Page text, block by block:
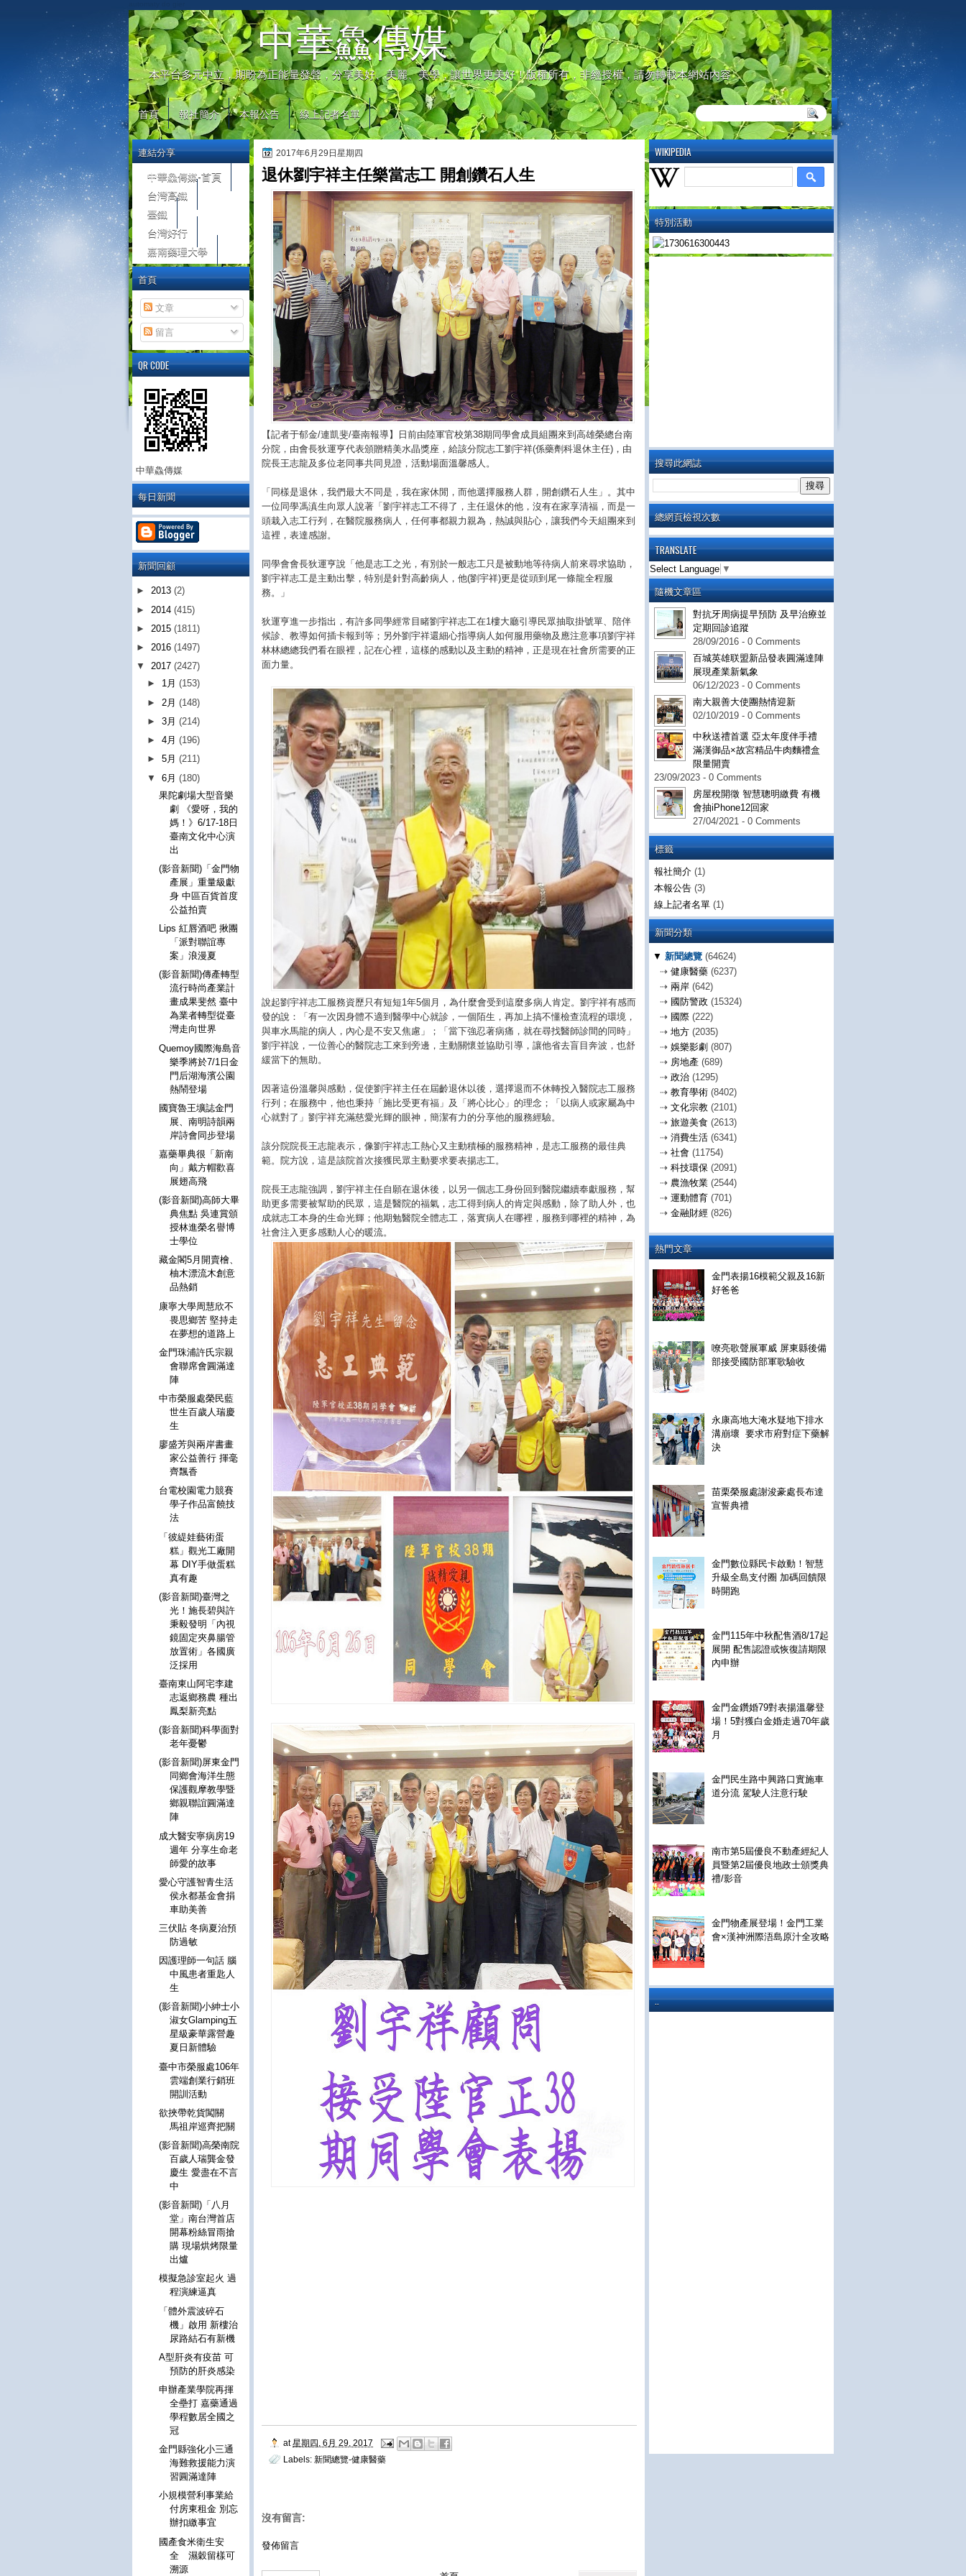
中華鱻傳媒
本平台多元中立，期盼為正能量發聲，分享美好、美麗、美學，讓世界更美好！版權所有，非經授權，請勿轉載本網站內容
首頁 報社簡介 本報公告 線上記者名單
WIKIPEDIA
特別活動
搜尋此網誌
總網頁檢視次數
TRANSLATE
Select Language ▼
隨機文章區
對抗牙周病提早預防 及早治療並
定期回診追蹤
28/09/2016 - 0 Comments
百城英雄联盟新品發表圓滿達陣
展現產業新氣象
06/12/2023 - 0 Comments
南大親善大使團熱情迎新
02/10/2019 - 0 Comments
中秋送禮首選 亞太年度伴手禮
滿漢御品×故宮精品牛肉麵禮盒
限量開賣
23/09/2023 - 0 Comments
房屋稅開徵 智慧聰明繳費 有機
會抽iPhone12回家
27/04/2021 - 0 Comments
標籤
報社簡介 (1)
本報公告 (3)
線上記者名單 (1)
新聞分類
▼ 新聞總覽 (64624)
⇢ 健康醫藥 (6237)
⇢ 兩岸 (642)
⇢ 國防警政 (15324)
⇢ 國際 (222)
⇢ 地方 (2035)
⇢ 娛樂影劇 (807)
⇢ 房地產 (689)
⇢ 政治 (1295)
⇢ 教育學術 (8402)
⇢ 文化宗教 (2101)
⇢ 旅遊美食 (2613)
⇢ 消費生活 (6341)
⇢ 社會 (11754)
⇢ 科技環保 (2091)
⇢ 農漁牧業 (2544)
⇢ 運動體育 (701)
⇢ 金融財經 (826)
熱門文章
金門表揚16模範父親及16新
好爸爸
嘹亮歌聲展軍威 屏東縣後備
部接受國防部軍歌驗收
永康高地大淹水疑地下排水
溝崩壞 要求市府對症下藥解
決
苗栗榮服處謝浚豪處長布達
宣誓典禮
金門數位縣民卡啟動！智慧
升級全島支付圈 加碼回饋限
時開跑
金門115年中秋配售酒8/17起
展開 配售認證或恢復請期限
內申辦
金門金鑽婚79對表揚溫馨登
場！5對獲白金婚走過70年歲
月
金門民生路中興路口實施車
道分流 駕駛人注意行駛
南市第5屆優良不動產經紀人
員暨第2屆優良地政士頒獎典
禮/影音
金門物產展登場！金門工業
會×漢神洲際浯島原汁全攻略
..
2017年6月29日星期四
退休劉宇祥主任樂當志工 開創鑽石人生
【記者于郁金/連凱斐/臺南報導】日前由陸軍官校第38期同學會成員組團來到高雄榮總台南
分院，由會長狄運亨代表頒贈精美水晶獎座，給該分院志工劉宇祥(係藥劑科退休主任)，由
院長王志龍及多位老同事共同見證，活動場面溫馨感人。
「同樣是退休，我們最大不同是，我在家休閒，而他選擇服務人群，開創鑽石人生」。其中
一位同學馮滇生向眾人說著「劉宇祥志工不得了，主任退休的他，沒有在家享清福，而是一
頭栽入志工行列，在醫院服務病人，任何事都親力親為，熱誠與貼心，讓我們今天組團來到
這裡，表達感謝。
同學會會長狄運亨說「他是志工之光，有別於一般志工只是被動地等待病人前來尋求協助，
劉宇祥志工是主動出擊，特別是針對高齡病人，他(劉宇祥)更是從頭到尾一條龍全程服
務。」
狄運亨進一步指出，有許多同學經常目睹劉宇祥志工在1樓大廳引導民眾抽取掛號單、陪伴
候診、教導如何插卡報到等；另外劉宇祥還細心指導病人如何服用藥物及應注意事項劉宇祥
林林總總我們看在眼裡，記在心裡，這樣的感動以及主動的精神，正是現在社會所需要的正
面力量。
說起劉宇祥志工服務資歷只有短短1年5個月，為什麼會受到這麼多病人肯定。劉宇祥有感而
發的說：「有一次因身體不適到醫學中心就診，一個陌生，再加上搞不懂檢查流程的環境，
與車水馬龍的病人，內心是不安又焦慮」；「當下強忍著病痛，就在尋找醫師診間的同時」
劉宇祥說，一位善心的醫院志工來到旁邊，主動關懷並協助引導，讓他省去盲目奔波，也舒
緩當下的無助。
因著這份溫馨與感動，促使劉宇祥主任在屆齡退休以後，選擇退而不休轉投入醫院志工服務
行列；在服務中，他也秉持「施比受更有福」及「將心比心」的理念；「以病人或家屬為中
心就對了」劉宇祥充滿慈愛光輝的眼神，簡潔有力的分享他的服務經驗。
該分院院長王志龍表示，像劉宇祥志工熱心又主動積極的服務精神，是志工服務的最佳典
範。院方說，這是該院首次接獲民眾主動要求要表揚志工。
院長王志龍強調，劉宇祥主任自願在退休後，以另一個志工身份回到醫院繼續奉獻服務，幫
助更多需要被幫助的民眾，這是醫院的福氣，志工得到病人的肯定與感動，除了助人外，也
成就志工本身的生命光輝；他期勉醫院全體志工，落實病人在哪裡，服務到哪裡的精神，為
社會注入更多感動人心的暖流。
at 星期四, 6月 29, 2017
Labels: 新聞總覽-健康醫藥
沒有留言:
發佈留言
連結分享
中華鱻傳媒-首頁
台灣高鐵
臺鐵
台灣好行
嘉南藥理大學
首頁
文章
留言
QR CODE
中華鱻傳媒
每日新聞
新聞回顧
► 2013 (2)
► 2014 (415)
► 2015 (1811)
► 2016 (1497)
▼ 2017 (2427)
► 1月(153)
► 2月(148)
►3月(214)
►4月(196)
►5月(211)
▼6月(180)
果陀劇場大型音樂
劇 《愛呀，我的
媽！》6/17-18日
臺南文化中心演
出
(影音新聞)「金門物
產展」重量級獻
身 中區百貨首度
公益拍賣
Lips 紅唇酒吧 揪團
「派對聯誼專
案」浪漫夏
(影音新聞)傳產轉型
流行時尚產業計
畫成果斐然 臺中
為業者轉型從臺
灣走向世界
Quemoy國際海島音
樂季將於7/1日金
門后湖海濱公園
熱鬧登場
國寶魯王壙誌金門
展、南明詩韻兩
岸詩會同步登場
嘉藥畢典很「新南
向」戴方帽歡喜
展翅高飛
(影音新聞)高師大畢
典焦點 吳連賞頒
授林進榮名譽博
士學位
藏金閣5月開賣檜、
柚木漂流木創意
品熱銷
康寧大學周慧欣不
畏思鄉苦 堅持走
在夢想的道路上
金門珠浦許氏宗親
會聯席會圓滿達
陣
中市榮服處榮民藍
世生百歲人瑞慶
生
廖盛芳與兩岸書畫
家公益善行 揮毫
齊飄香
台電校園電力競賽
學子作品富饒技
法
「彼緹娃藝術蛋
糕」觀光工廠開
幕 DIY手做蛋糕
真有趣
(影音新聞)臺灣之
光！施長碧與許
秉毅發明「內視
鏡固定夾鼻腸管
放置術」各國廣
泛採用
臺南東山阿宅李建
志返鄉務農 種出
鳳梨新亮點
(影音新聞)科學面對
老年憂鬱
(影音新聞)屏東金門
同鄉會海洋生態
保護觀摩教學暨
鄉親聯誼圓滿達
陣
成大醫安寧病房19
週年 分享生命老
師愛的故事
愛心守護智青生活
侯永都基金會捐
車助美善
三伏貼 冬病夏治預
防過敏
因護理師一句話 腦
中風患者重匙人
生
(影音新聞)小紳士小
淑女Glamping五
星級豪華露營趣
夏日新體驗
臺中市榮服處106年
雲端創業行銷班
開訓活動
欲挾帶乾貨闖關
馬祖岸巡齊把關
(影音新聞)高榮南院
百歲人瑞龔金發
慶生 愛盡在不言
中
(影音新聞)「八月
堂」南台灣首店
開幕粉絲冒雨搶
購 現場烘烤限量
出爐
模擬急診室起火 過
程演練逼真
「體外震波碎石
機」啟用 新樓治
尿路結石有新機
A型肝炎有疫苗 可
預防的肝炎感染
申辦產業學院再揮
全壘打 嘉藥通過
學程數居全國之
冠
金門縣強化小三通
海難救援能力演
習圓滿達陣
小規模營利事業給
付房東租金 別忘
辦扣繳事宜
國產食米衛生安
全 濕穀留樣可
溯源